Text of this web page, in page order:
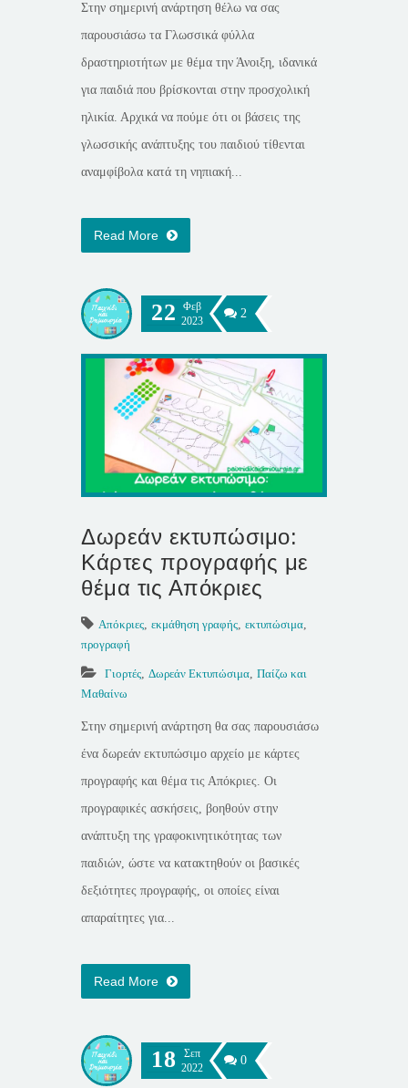
Στην σημερινή ανάρτηση θέλω να σας
παρουσιάσω τα Γλωσσικά φύλλα
δραστηριοτήτων με θέμα την Άνοιξη, ιδανικά
για παιδιά που βρίσκονται στην προσχολική
ηλικία. Αρχικά να πούμε ότι οι βάσεις της
γλωσσικής ανάπτυξης του παιδιού τίθενται
αναμφίβολα κατά τη νηπιακή...
Read More
22
Φεβ
2023
2
Δωρεάν εκτυπώσιμο:
Κάρτες προγραφής με
θέμα τις Απόκριες
Απόκριες, εκμάθηση γραφής, εκτυπώσιμα,
προγραφή
Γιορτές, Δωρεάν Εκτυπώσιμα, Παίζω και
Μαθαίνω
Στην σημερινή ανάρτηση θα σας παρουσιάσω
ένα δωρεάν εκτυπώσιμο αρχείο με κάρτες
προγραφής και θέμα τις Απόκριες. Οι
προγραφικές ασκήσεις, βοηθούν στην
ανάπτυξη της γραφοκινητικότητας των
παιδιών, ώστε να κατακτηθούν οι βασικές
δεξιότητες προγραφής, οι οποίες είναι
απαραίτητες για...
Read More
18
Σεπ
2022
0